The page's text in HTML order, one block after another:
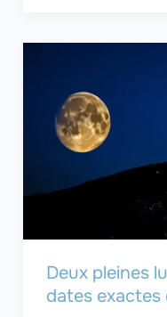
Deux pleines
dates exactes